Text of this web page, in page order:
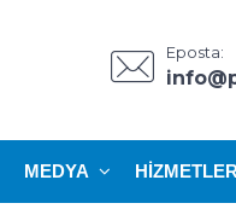
Eposta:
MEDYA